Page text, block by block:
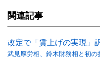
関連記事
改定で「賃上げの実現」
武見厚労相、鈴木財務相と初の